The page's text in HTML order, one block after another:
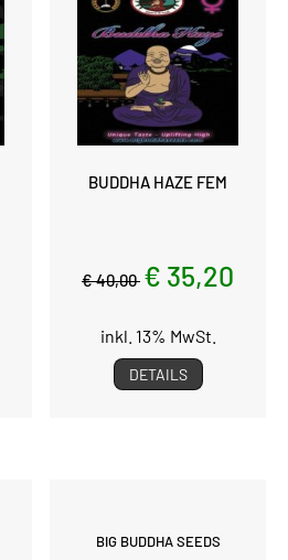
BUDDHA HAZE FEM
€ 40,00 € 35,20
inkl. 13% MwSt.
DETAILS
BIG BUDDHA SEEDS